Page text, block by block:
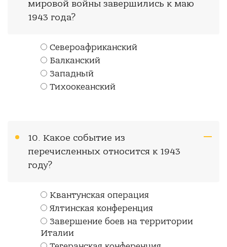
мировой войны завершились к маю
1943 года?
Североафриканский
Балканский
Западный
Тихоокеанский
10. Какое событие из
перечисленных относится к 1943
году?
Квантунская операция
Ялтинская конференция
Завершение боев на территории
Италии